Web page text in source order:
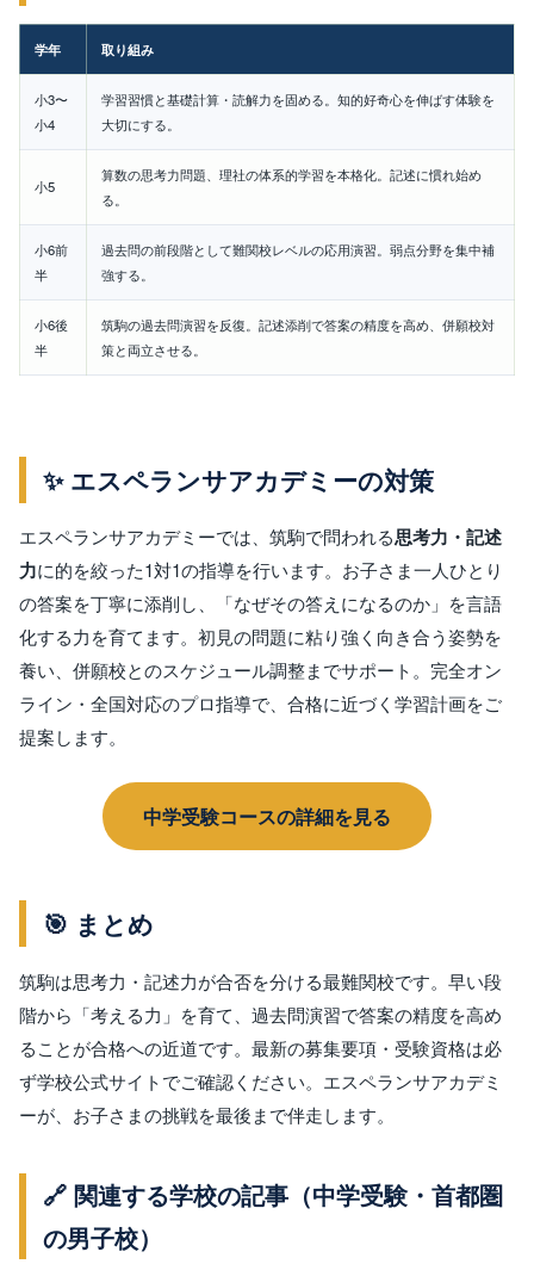
学年 取り組み
小3〜
小4
学習習慣と基礎計算・読解力を固める。知的好奇心を伸ばす体験を
大切にする。
小5
算数の思考力問題、理社の体系的学習を本格化。記述に慣れ始め
る。
小6前
半
過去問の前段階として難関校レベルの応用演習。弱点分野を集中補
強する。
小6後
半
筑駒の過去問演習を反復。記述添削で答案の精度を高め、併願校対
策と両立させる。
✨ エスペランサアカデミーの対策
エスペランサアカデミーでは、筑駒で問われる思考力・記述
力に的を絞った1対1の指導を行います。お子さま一人ひとり
の答案を丁寧に添削し、「なぜその答えになるのか」を言語
化する力を育てます。初見の問題に粘り強く向き合う姿勢を
養い、併願校とのスケジュール調整までサポート。完全オン
ライン・全国対応のプロ指導で、合格に近づく学習計画をご
提案します。
中学受験コースの詳細を見る
🎯 まとめ
筑駒は思考力・記述力が合否を分ける最難関校です。早い段
階から「考える力」を育て、過去問演習で答案の精度を高め
ることが合格への近道です。最新の募集要項・受験資格は必
ず学校公式サイトでご確認ください。エスペランサアカデミ
ーが、お子さまの挑戦を最後まで伴走します。
🔗 関連する学校の記事（中学受験・首都圏
の男子校）